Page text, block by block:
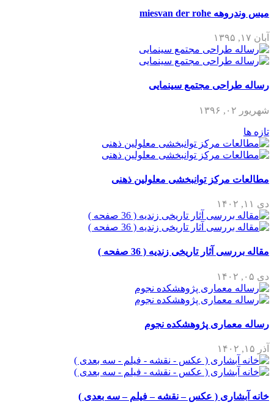
میس وندروهه miesvan der rohe
آبان ۱۷, ۱۳۹۵
رساله طراحی مجتمع سینمایی
شهریور ۰۲, ۱۳۹۶
تازه ها
مطالعات مرکز توانبخشی معلولین ذهنی
دی ۱۱, ۱۴۰۲
مقاله بررسی آثار تاریخی زندیه ( 36 صفحه )
دی ۰۵, ۱۴۰۲
رساله معماری پژوهشکده نجوم
آذر ۱۵, ۱۴۰۲
خانه آبشاری ( عکس – نقشه – فیلم – سه بعدی )